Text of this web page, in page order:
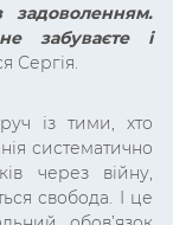
забуваєте і
Сергія.
із тими, хто
систематично
через війну,
свобода. І це